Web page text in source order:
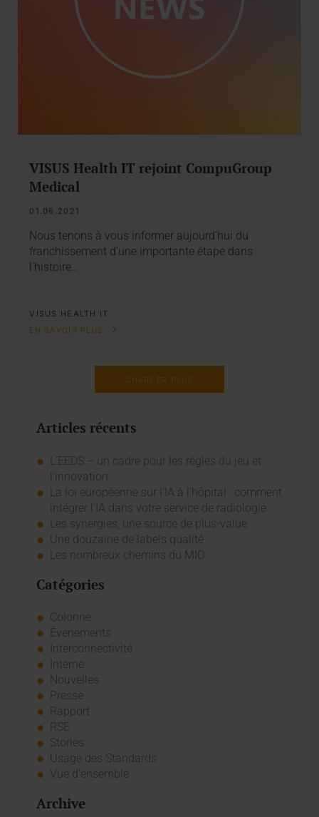
VISUS Health IT rejoint CompuGroup
Medical
01.06.2021
Nous tenons à vous informer aujourd’hui du
franchissement d’une importante étape dans
l’histoire…
VISUS HEALTH IT
EN SAVOIR PLUS
CHARGER PLUS
Articles récents
L’EEDS – un cadre pour les règles du jeu et
l’innovation
La loi européenne sur l'IA à l'hôpital : comment
intégrer l'IA dans votre service de radiologie
Les synergies, une source de plus-value
Une douzaine de labels qualité
Les nombreux chemins du MIO
Catégories
Colonne
Événements
Interconnectivité
Interne
Nouvelles
Presse
Rapport
RSE
Stories
Usage des Standards
Vue d'ensemble
Archive